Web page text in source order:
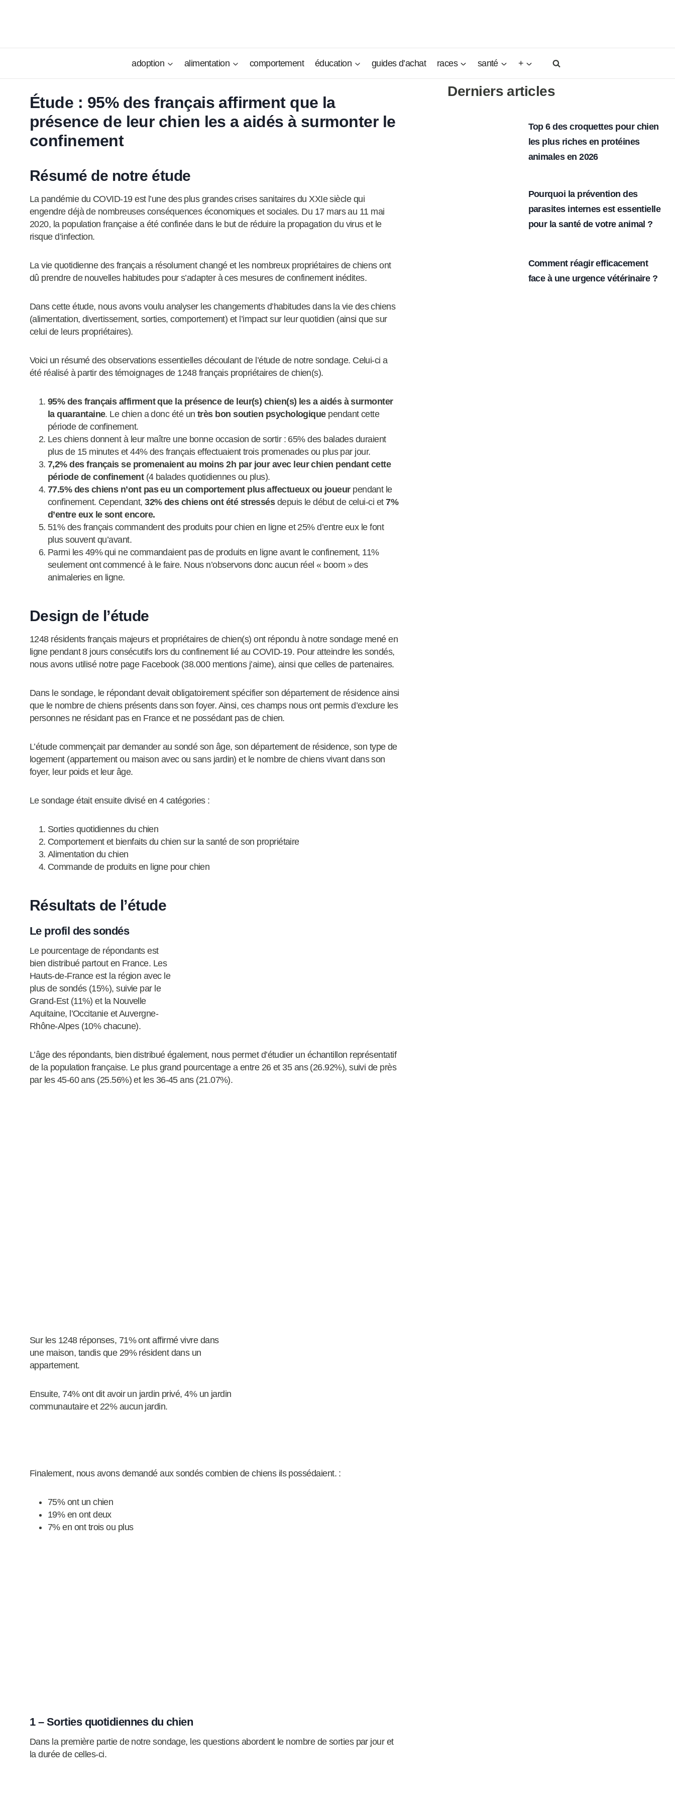
adoption alimentation comportement éducation guides d’achat races santé +
Étude : 95% des français affirment que la
présence de leur chien les a aidés à surmonter le
confinement
Résumé de notre étude
La pandémie du COVID-19 est l’une des plus grandes crises sanitaires du XXIe siècle qui
engendre déjà de nombreuses conséquences économiques et sociales. Du 17 mars au 11 mai
2020, la population française a été confinée dans le but de réduire la propagation du virus et le
risque d’infection.
La vie quotidienne des français a résolument changé et les nombreux propriétaires de chiens ont
dû prendre de nouvelles habitudes pour s’adapter à ces mesures de confinement inédites.
Dans cette étude, nous avons voulu analyser les changements d’habitudes dans la vie des chiens
(alimentation, divertissement, sorties, comportement) et l’impact sur leur quotidien (ainsi que sur
celui de leurs propriétaires).
Voici un résumé des observations essentielles découlant de l’étude de notre sondage. Celui-ci a
été réalisé à partir des témoignages de 1248 français propriétaires de chien(s).
95% des français affirment que la présence de leur(s) chien(s) les a aidés à surmonter
la quarantaine. Le chien a donc été un très bon soutien psychologiquependant cette
période de confinement.
Les chiens donnent à leur maître une bonne occasion de sortir : 65% des balades duraient
plus de 15 minutes et 44% des français effectuaient trois promenades ou plus par jour.
7,2% des français se promenaient au moins 2h par jour avec leur chien pendant cette
période de confinement(4 balades quotidiennes ou plus).
77.5% des chiens n’ont pas eu un comportement plus affectueux ou joueurpendant le
confinement. Cependant,32% des chiens ont été stressésdepuis le début de celui-ci et7%
d’entre eux le sont encore.
51% des français commandent des produits pour chien en ligne et 25% d’entre eux le font
plus souvent qu’avant.
Parmi les 49% qui ne commandaient pas de produits en ligne avant le confinement, 11%
seulement ont commencé à le faire. Nous n’observons donc aucun réel « boom » des
animaleries en ligne.
Design de l’étude
1248 résidents français majeurs et propriétaires de chien(s) ont répondu à notre sondage mené en
ligne pendant 8 jours consécutifs lors du confinement lié au COVID-19. Pour atteindre les sondés,
nous avons utilisé notre page Facebook (38.000 mentions j’aime), ainsi que celles de partenaires.
Dans le sondage, le répondant devait obligatoirement spécifier son département de résidence ainsi
que le nombre de chiens présents dans son foyer. Ainsi, ces champs nous ont permis d’exclure les
personnes ne résidant pas en France et ne possédant pas de chien.
L’étude commençait par demander au sondé son âge, son département de résidence, son type de
logement (appartement ou maison avec ou sans jardin) et le nombre de chiens vivant dans son
foyer, leur poids et leur âge.
Le sondage était ensuite divisé en 4 catégories :
Sorties quotidiennes du chien
Comportement et bienfaits du chien sur la santé de son propriétaire
Alimentation du chien
Commande de produits en ligne pour chien
Résultats de l’étude
Le profil des sondés
Le pourcentage de répondants est
bien distribué partout en France. Les
Hauts-de-France est la région avec le
plus de sondés (15%), suivie par le
Grand-Est (11%) et la Nouvelle
Aquitaine, l’Occitanie et Auvergne-
Rhône-Alpes (10% chacune).
L’âge des répondants, bien distribué également, nous permet d’étudier un échantillon représentatif
de la population française. Le plus grand pourcentage a entre 26 et 35 ans (26.92%), suivi de près
par les 45-60 ans (25.56%) et les 36-45 ans (21.07%).
Sur les 1248 réponses, 71% ont affirmé vivre dans
une maison, tandis que 29% résident dans un
appartement.
Ensuite, 74% ont dit avoir un jardin privé, 4% un jardin
communautaire et 22% aucun jardin.
Finalement, nous avons demandé aux sondés combien de chiens ils possédaient. :
75% ont un chien
19% en ont deux
7% en ont trois ou plus
1 – Sorties quotidiennes du chien
Dans la première partie de notre sondage, les questions abordent le nombre de sorties par jour et
la durée de celles-ci.
Derniers articles
Top 6 des croquettes pour chien
les plus riches en protéines
animales en 2026
Pourquoi la prévention des
parasites internes est essentielle
pour la santé de votre animal ?
Comment réagir efficacement
face à une urgence vétérinaire ?